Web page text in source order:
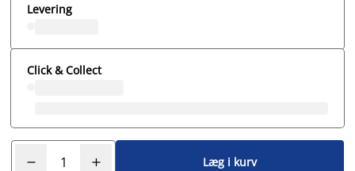
Levering
Click & Collect
Læg i kurv